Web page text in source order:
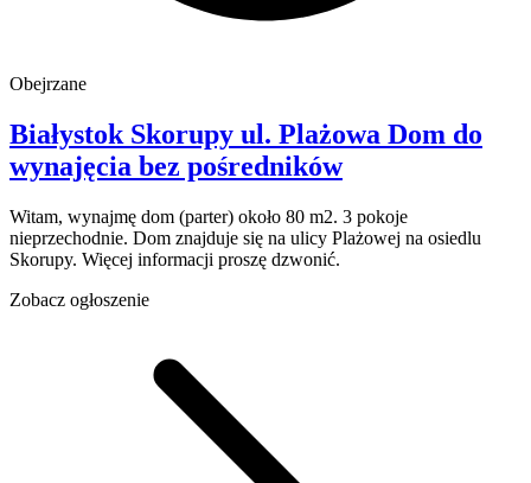
Obejrzane
Białystok Skorupy ul. Plażowa Dom do
wynajęcia bez pośredników
Witam, wynajmę dom (parter) około 80 m2. 3 pokoje
nieprzechodnie. Dom znajduje się na ulicy Plażowej na osiedlu
Skorupy. Więcej informacji proszę dzwonić.
Zobacz ogłoszenie